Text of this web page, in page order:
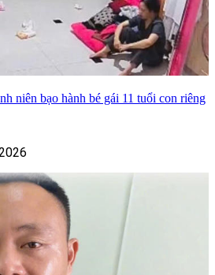
niên bạo hành bé gái 11 tuổi con riêng